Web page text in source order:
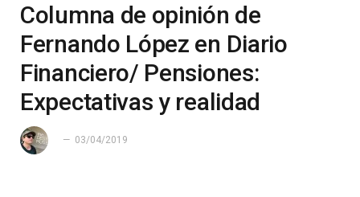
Columna de opinión de
Fernando López en Diario
Financiero/ Pensiones:
Expectativas y realidad
03/04/2019